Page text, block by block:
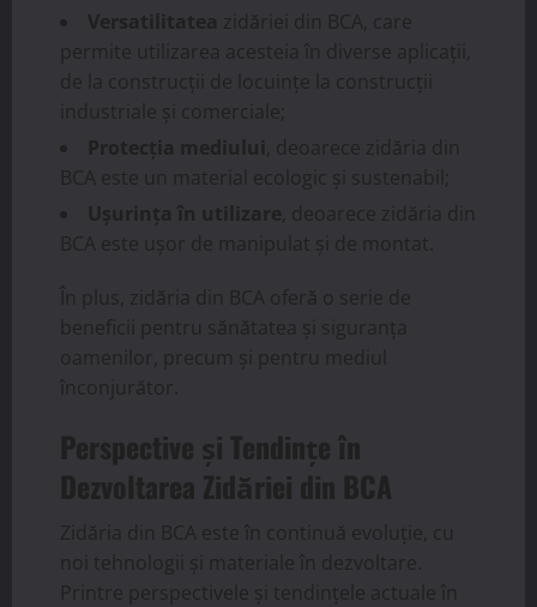
Versatilitatea zidăriei din BCA, care
permite utilizarea acesteia în diverse aplicații,
de la construcții de locuințe la construcții
industriale și comerciale;
Protecția mediului , deoarece zidăria din
BCA este un material ecologic și sustenabil;
Ușurința în utilizare , deoarece zidăria din
BCA este ușor de manipulat și de montat.
În plus, zidăria din BCA oferă o serie de
beneficii pentru sănătatea și siguranța
oamenilor, precum și pentru mediul
înconjurător.
Perspective și Tendințe în
Dezvoltarea Zidăriei din BCA
Zidăria din BCA este în continuă evoluție, cu
noi tehnologii și materiale în dezvoltare.
Printre perspectivele și tendințele actuale în